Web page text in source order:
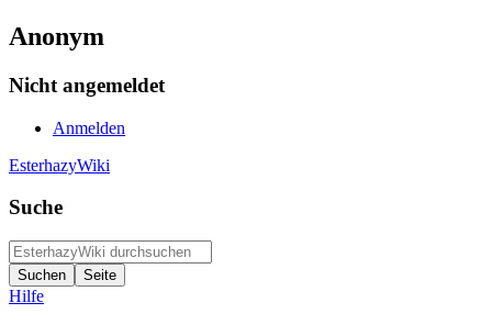
Anonym
Nicht angemeldet
Anmelden
EsterhazyWiki
Suche
Hilfe